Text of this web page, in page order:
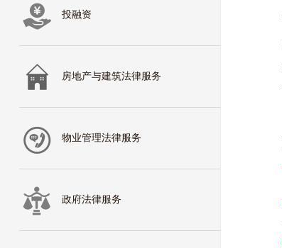
投融资
房地产与建筑法律服务
物业管理法律服务
政府法律服务